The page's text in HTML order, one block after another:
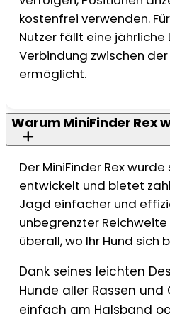
kostenfrei verwenden.
Nutzer fällt eine jährliche
Verbindung zwischen
ermöglicht.
Warum MiniFinder Rex
Der MiniFinder Rex
entwickelt und bietet
Jagd einfacher und
unbegrenzter
überall, wo Ihr Hund sich
Dank seines leichten
Hunde aller Rassen und
einfach am Halsband